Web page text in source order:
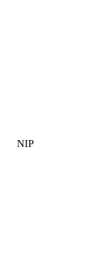
NIP